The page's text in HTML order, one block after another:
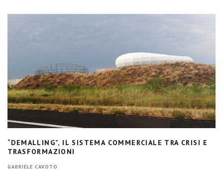
“DEMALLING”, IL SISTEMA COMMERCIALE TRA CRISI E
TRASFORMAZIONI
GABRIELE CAVOTO